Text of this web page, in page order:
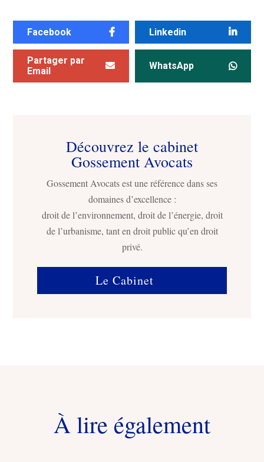
Facebook Linkedin
Partager par
Email
WhatsApp
Découvrez le cabinet
Gossement Avocats
Gossement Avocats est une référence dans ses
domaines d’excellence :
droit de l’environnement, droit de l’énergie, droit
de l’urbanisme, tant en droit public qu’en droit
privé.
Le Cabinet
À lire également